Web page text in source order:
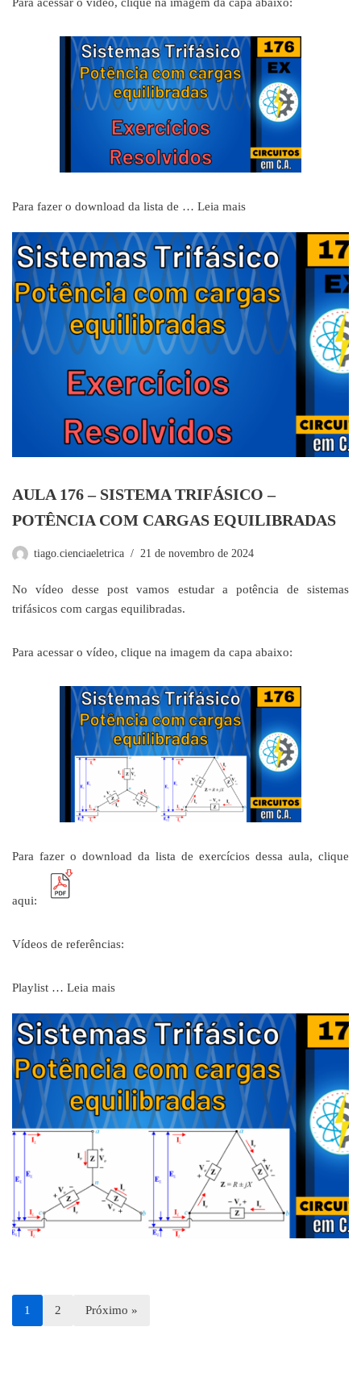
Para acessar o vídeo, clique na imagem da capa abaixo:
Para fazer o download da lista de … Leia mais
AULA 176 – SISTEMA TRIFÁSICO –
POTÊNCIA COM CARGAS EQUILIBRADAS
tiago.cienciaeletrica 21 de novembro de 2024
No vídeo desse post vamos estudar a potência de sistemas
trifásicos com cargas equilibradas.
Para acessar o vídeo, clique na imagem da capa abaixo:
Para fazer o download da lista de exercícios dessa aula, clique
aqui:
Vídeos de referências:
Playlist … Leia mais
1 2 Próximo »